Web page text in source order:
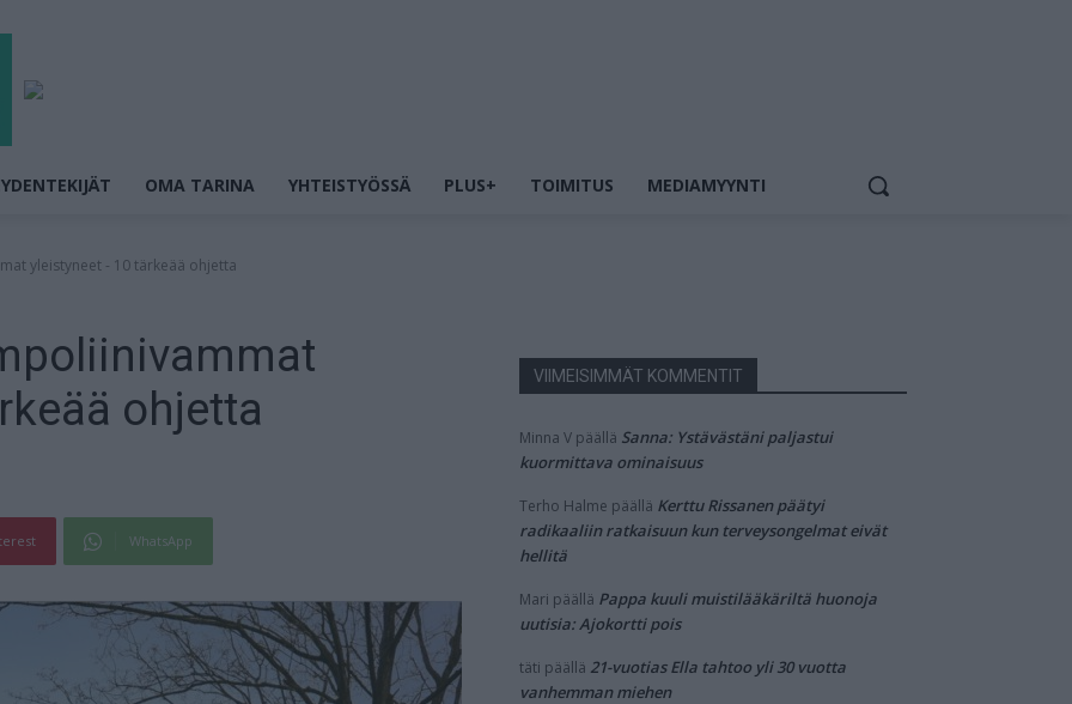
OMA TARINA YHTEISTYÖSSÄ PLUS+ TOIMITUS MEDIAMYYNTI
yleistyneet - 10 tärkeää ohjetta
ohjetta
WhatsApp
VIIMEISIMMÄT KOMMENTIT
Minna V päällä Sanna: Ystävästäni paljastui
kuormittava ominaisuus
Terho Halme päällä Kerttu Rissanen päätyi
radikaaliin ratkaisuun kun terveysongelmat eivät
hellitä
Mari päällä Pappa kuuli muistilääkäriltä huonoja
uutisia: Ajokortti pois
täti päällä 21-vuotias Ella tahtoo yli 30 vuotta
vanhemman miehen